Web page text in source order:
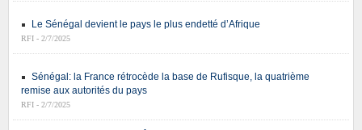
Le Sénégal devient le pays le plus endetté d’Afrique
RFI - 2/7/2025
Sénégal: la France rétrocède la base de Rufisque, la quatrième
remise aux autorités du pays
RFI - 2/7/2025